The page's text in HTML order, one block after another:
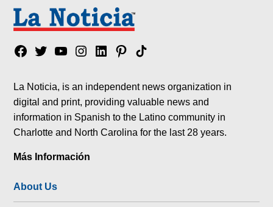
Facebook
TwitterYouTubeInstagram
LinkedinPinterest
Tik
La Noticia, is an independent news organization in
digital and print, providing valuable news and
information in Spanish to the Latino community in
Charlotte and North Carolina for the last 28 years.
Más Información
About Us